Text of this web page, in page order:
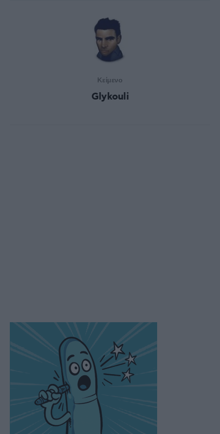
Κείμενο
Glykouli